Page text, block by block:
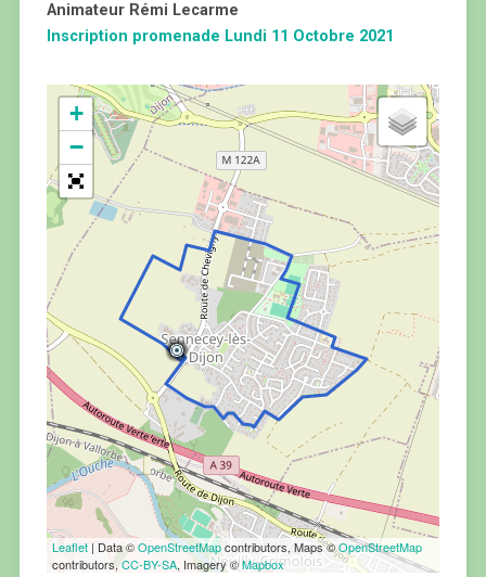
Animateur Rémi Lecarme
Inscription promenade Lundi 11 Octobre 2021
+
−
Leaflet| Data ©OpenStreetMapcontributors, Maps ©OpenStreetMap
contributors, CC-BY-SA, Imagery ©Mapbox